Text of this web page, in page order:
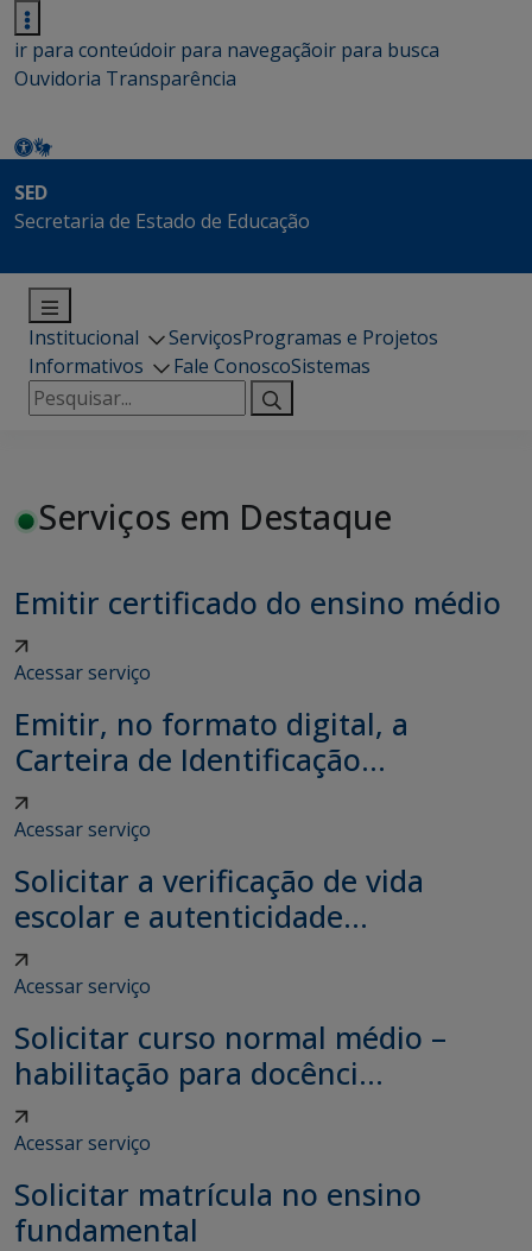
ir para conteúdoir para navegaçãoir para busca
Ouvidoria Transparência
SED
Secretaria de Estado de Educação
Institucional ServiçosProgramas e Projetos
Informativos
Fale ConoscoSistemas
Pesquisar
por:
Serviços em Destaque
Emitir certificado do ensino médio
Acessar serviço
Emitir, no formato digital, a
Carteira de Identificação...
Acessar serviço
Solicitar a verificação de vida
escolar e autenticidade...
Acessar serviço
Solicitar curso normal médio –
habilitação para docênci...
Acessar serviço
Solicitar matrícula no ensino
fundamental